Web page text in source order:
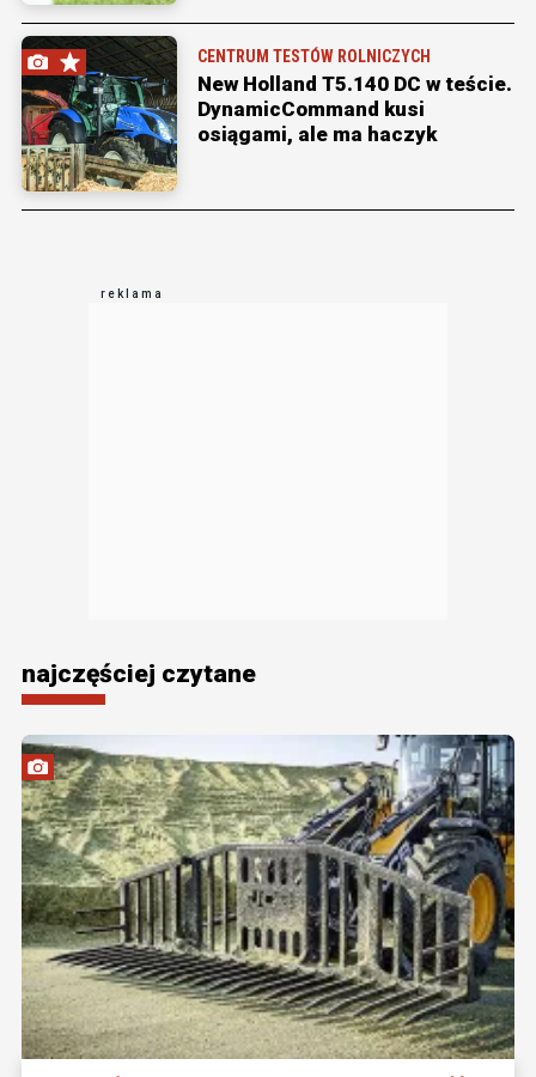
CENTRUM TESTÓW ROLNICZYCH
New Holland T5.140 DC w teście.
DynamicCommand kusi
osiągami, ale ma haczyk
najczęściej czytane